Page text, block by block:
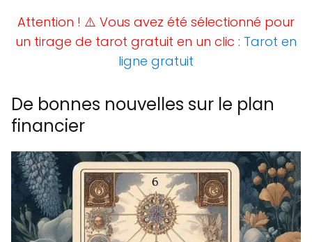
Attention ! ⚠️ Vous avez été sélectionné pour
un tirage de tarot gratuit en un clic : Tarot en
ligne gratuit
De bonnes nouvelles sur le plan
financier